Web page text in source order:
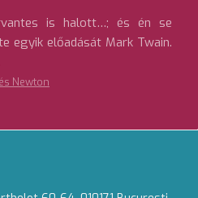
is halott…; és én se
egyik előadását Mark Twain.
Newton